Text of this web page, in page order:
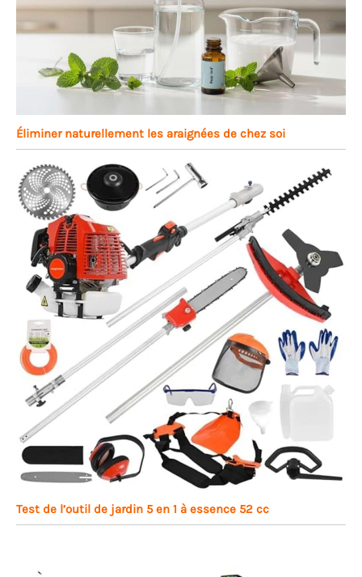
Éliminer naturellement les araignées de chez soi
Test de l’outil de jardin 5 en 1 à essence 52 cc